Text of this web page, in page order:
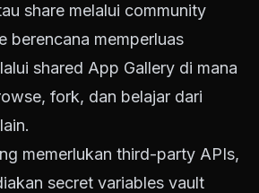
share melalui community
berencana memperluas
shared App Gallery di mana
fork, dan belajar dari
memerlukan third-party APIs,
secret variables vault